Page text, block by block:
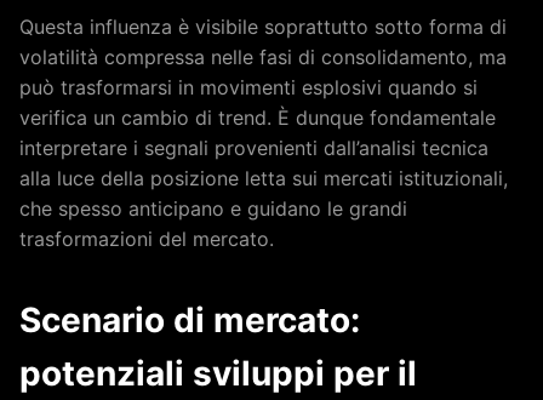
Questa influenza è visibile soprattutto sotto forma di
volatilità compressa nelle fasi di consolidamento, ma
può trasformarsi in movimenti esplosivi quando si
verifica un cambio di trend. È dunque fondamentale
interpretare i segnali provenienti dall’analisi tecnica
alla luce della posizione letta sui mercati istituzionali,
che spesso anticipano e guidano le grandi
trasformazioni del mercato.
Scenario di mercato:
potenziali sviluppi per il